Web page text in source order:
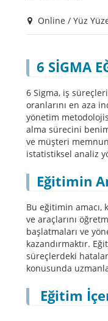
Online / Yüz
6 SİGMA
6 Sigma, iş
oranlarını en aza
yönetim
alma sürecini
ve müşteri
istatistiksel analiz
Eğitimin
Bu eğitimin amacı,
ve araçlarını
başlatmaları ve
kazandırmaktır.
süreçlerdeki
konusunda
Eğitim